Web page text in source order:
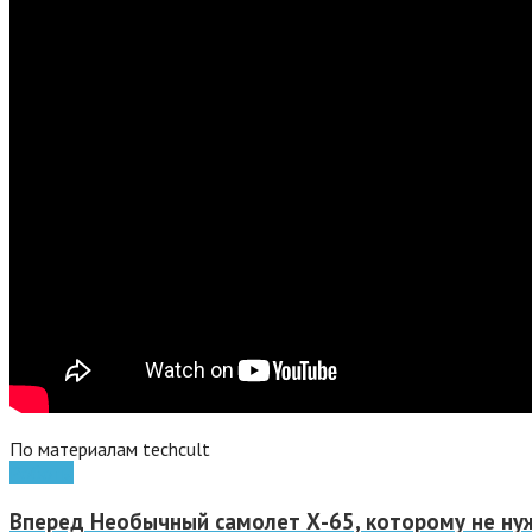
По материалам techcult
Вперед Необычный самолет Х-65, которому не